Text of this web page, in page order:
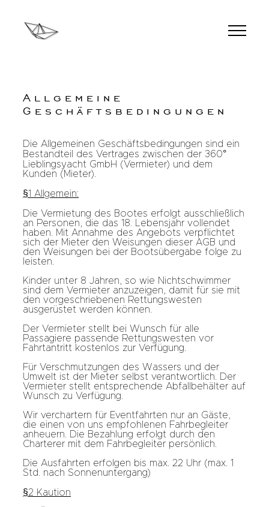
Allgemeine
Geschäftsbedingungen
Die Allgemeinen Geschäftsbedingungen sind ein
Bestandteil des Vertrages zwischen der 360°
Lieblingsyacht GmbH (Vermieter) und dem
Kunden (Mieter).
§1 Allgemein:
Die Vermietung des Bootes erfolgt ausschließlich
an Personen, die das 18. Lebensjahr vollendet
haben. Mit Annahme des Angebots verpflichtet
sich der Mieter den Weisungen dieser AGB und
den Weisungen bei der Bootsübergabe folge zu
leisten.
Kinder unter 8 Jahren, so wie Nichtschwimmer
sind dem Vermieter anzuzeigen, damit für sie mit
den vorgeschriebenen Rettungswesten
ausgerüstet werden können.
Der Vermieter stellt bei Wunsch für alle
Passagiere passende Rettungswesten vor
Fahrtantritt kostenlos zur Verfügung.
Für Verschmutzungen des Wassers und der
Umwelt ist der Mieter selbst verantwortlich. Der
Vermieter stellt entsprechende Abfallbehälter auf
Wunsch zu Verfügung.
Wir verchartern für Eventfahrten nur an Gäste,
die einen von uns empfohlenen Fahrbegleiter
anheuern. Die Bezahlung erfolgt durch den
Charterer mit dem Fahrbegleiter persönlich.
Die Ausfahrten erfolgen bis max. 22 Uhr (max. 1
Std. nach Sonnenuntergang)
§2 Kaution